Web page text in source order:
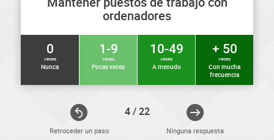
Retroceder un paso
ordenadores
0
veces
Nunca
1-9
veces
Pocas veces
10-49
veces
A menudo
+ 50
veces
Con mucha
frecuencia
4 / 22
Ninguna respuesta